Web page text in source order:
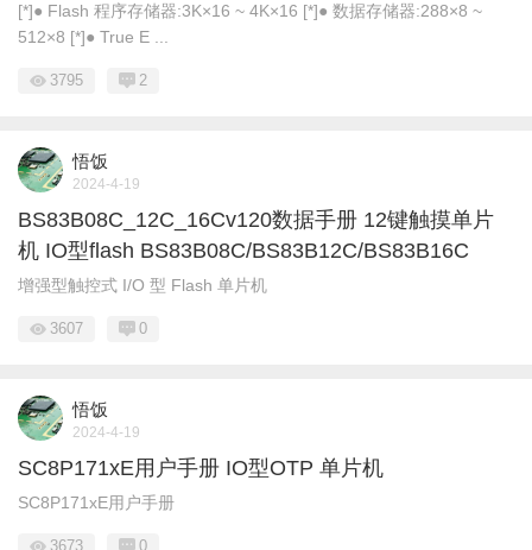
[*]● Flash 程序存储器:3K×16 ~ 4K×16 [*]● 数据存储器:288×8 ~
512×8 [*]● True E ...
3795 2
悟饭
2024-4-19
BS83B08C_12C_16Cv120数据手册 12键触摸单片
机 IO型flash BS83B08C/BS83B12C/BS83B16C
增强型触控式 I/O 型 Flash 单片机
3607 0
悟饭
2024-4-19
SC8P171xE用户手册 IO型OTP 单片机
SC8P171xE用户手册
3673 0